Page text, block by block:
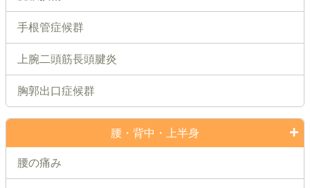
手根管症候群
上腕二頭筋長頭腱炎
胸郭出口症候群
腰・背中・上半身
腰の痛み